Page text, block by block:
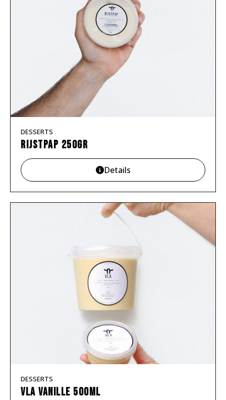
DESSERTS
Rijstpap 250gr
Details
DESSERTS
Vla vanille 500ml